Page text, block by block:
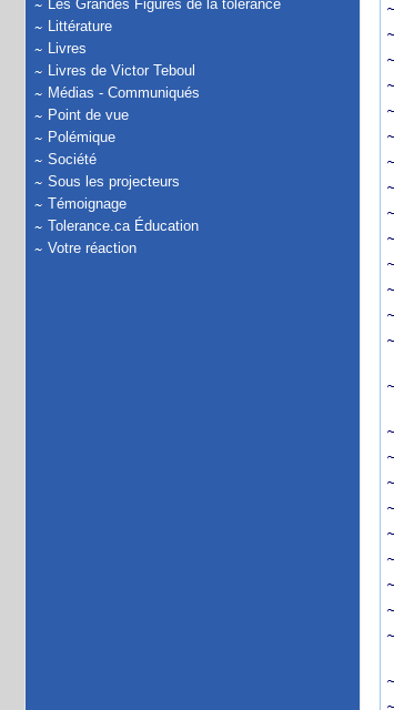
Les Grandes Figures de la tolérance
Littérature
Livres
Livres de Victor Teboul
Médias - Communiqués
Point de vue
Polémique
Société
Sous les projecteurs
Témoignage
Tolerance.ca Éducation
Votre réaction